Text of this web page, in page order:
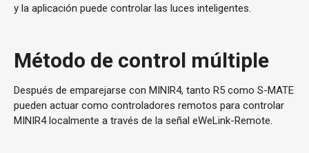
y la aplicación puede controlar las luces inteligentes.
Método de control múltiple
Después de emparejarse con MINIR4, tanto R5 como S-MATE
pueden actuar como controladores remotos para controlar
MINIR4 localmente a través de la señal eWeLink-Remote.